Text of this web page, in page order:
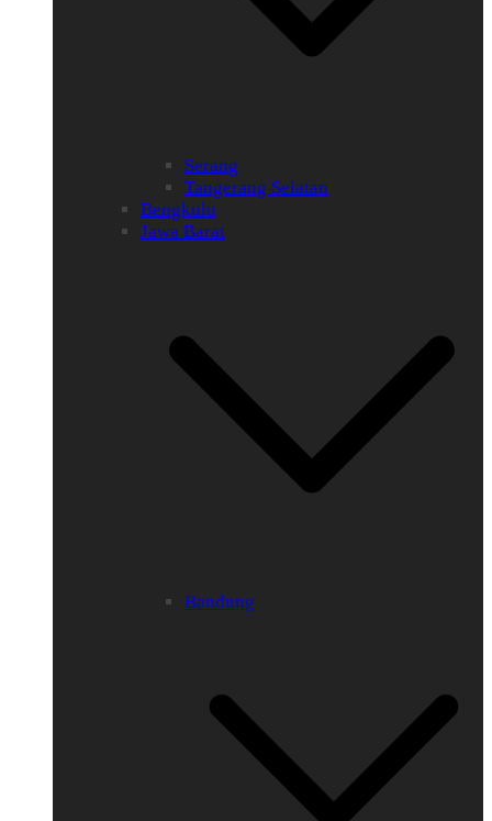
Serang
Tangerang Selatan
Bengkulu
Jawa Barat
Bandung